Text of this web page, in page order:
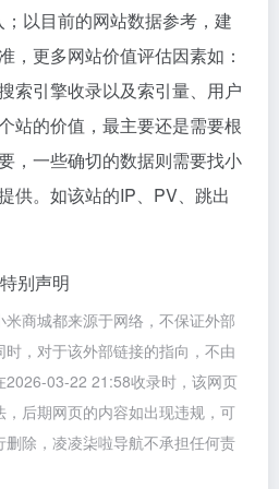
；以目前的网站数据参考，建
，更多网站价值评估因素如：
索引擎收录以及索引量、用户
站的价值，最主要还是需要根
，一些确切的数据则需要找小
供。如该站的IP、PV、跳出
特别声明
商城都来源于网络，不保证外部
，对于该外部链接的指向，不由
2026-03-22 21:58收录时，该网页
后期网页的内容如出现违规，可
除，凌凌柒啦导航不承担任何责